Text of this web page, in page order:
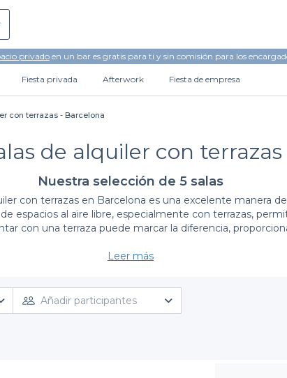
privadoen un bar es gratis para ti y sin comisión para los
Fiesta privada Afterwork Fiesta de empresa
con terrazas - Barcelona
de alquiler con
Nuestra selección de 5 salas
con terrazas en Barcelona es una excelente manera
espacios al aire libre, especialmente con terrazas,
con una terraza puede marcar la diferencia,
el proceso de búsqueda y reserva de salas con
Cada espacio disponible está descrito
fácilmente el lugar perfecto para tu evento, ahorrando
opciones de bebida y catering
Leer más
Añadir participantes